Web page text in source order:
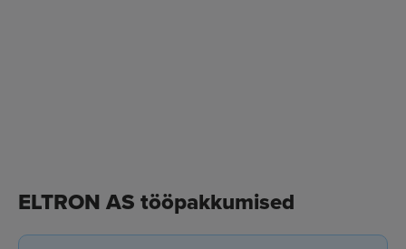
ELTRON AS tööpakkumised